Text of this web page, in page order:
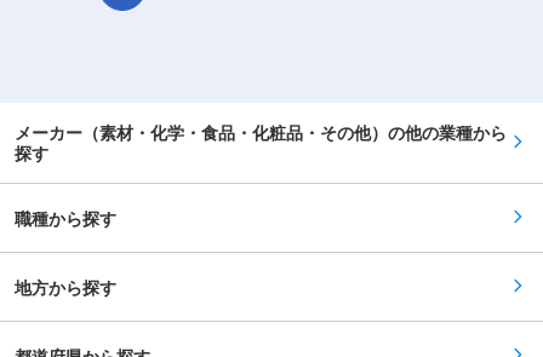
・透明樹脂や高難度製品など、高品質・高精度な
環境負荷低減に貢献する製品提案 ・新技術開発や
SDGsへの対応も重視 変更の範囲：会社の定める
成： 11名（内訳）グループマネージャー（60代
男性） ┗60代5名、50代2名、40代1名、30代2
割のシェアがあり、世界で三つの指に入る優位性
を持つ企業になります。海外展開として中国、東
南アジア、中東に進出をしており、高品質を理由
ますが業界内で非常に高い地位を有し、安定性は
業として、エネルギーの安定供給と有効活用を通
じて、持続可能な経済・社会の発展に貢献してお
メーカー（素材・化学・食品・化粧品・その他）の他の業種から
探す
職種から探す
地方から探す